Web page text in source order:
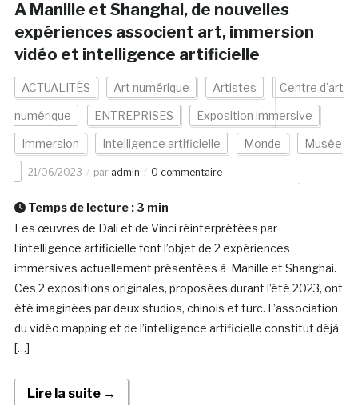
A Manille et Shanghai, de nouvelles
expériences associent art, immersion
vidéo et intelligence artificielle
ACTUALITÉS Art numérique Artistes Centre d'art
numérique ENTREPRISES Exposition immersive
Immersion Intelligence artificielle Monde Musée
21/06/2023 par admin 0 commentaire
Temps de lecture : 3 min
Les œuvres de Dali et de Vinci réinterprétées par
l’intelligence artificielle font l’objet de 2 expériences
immersives actuellement présentées à Manille et Shanghai.
Ces 2 expositions originales, proposées durant l’été 2023, ont
été imaginées par deux studios, chinois et turc. L’association
du vidéo mapping et de l’intelligence artificielle constitut déjà
[…]
Lire la suite →